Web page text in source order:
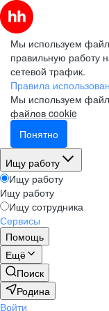
Мы используем
правильную работу
сетевой трафик.
Правила
Мы используем
файлов cookie
Понятно
Ищу работу
Ищу работу
Ищу работу
Ищу сотрудника
Сервисы
Помощь
Ещё
Поиск
Родина
Войти